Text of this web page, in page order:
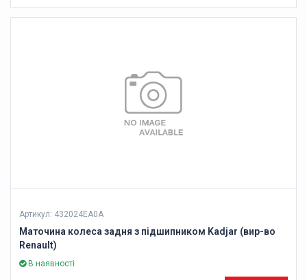
Артикул: 432024EA0A
Маточина колеса задня з підшипником Kadjar (вир-во
Renault)
В наявності